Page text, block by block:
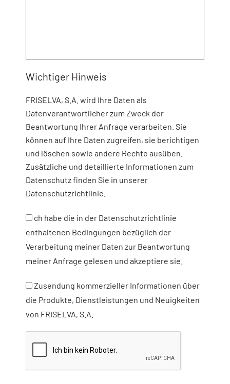
Wichtiger Hinweis
FRISELVA, S.A. wird Ihre Daten als
Datenverantwortlicher zum Zweck der
Beantwortung Ihrer Anfrage verarbeiten. Sie
können auf Ihre Daten zugreifen, sie berichtigen
und löschen sowie andere Rechte ausüben.
Zusätzliche und detaillierte Informationen zum
Datenschutz finden Sie in unserer
Datenschutzrichtlinie.
ch habe die in der Datenschutzrichtlinie
enthaltenen Bedingungen bezüglich der
Verarbeitung meiner Daten zur Beantwortung
meiner Anfrage gelesen und akzeptiere sie.
Zusendung kommerzieller Informationen über
die Produkte, Dienstleistungen und Neuigkeiten
von FRISELVA, S.A.